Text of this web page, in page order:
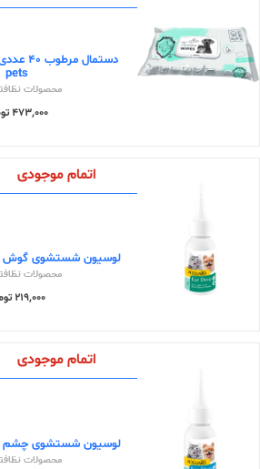
pets
محصولات
473,000 تومان
اتمام موجودی
لوسیون شستشوی گوش 50 میل Petguard
محصولات
219,000 تومان
اتمام موجودی
لوسیون شستشوی چشم 50 میل Petguard
محصولات